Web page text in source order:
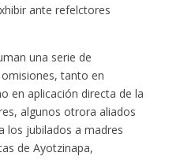
ante refelctores
una serie de
tanto en
en aplicación directa de la
algunos otrora aliados
los jubilados a madres
de Ayotzinapa,